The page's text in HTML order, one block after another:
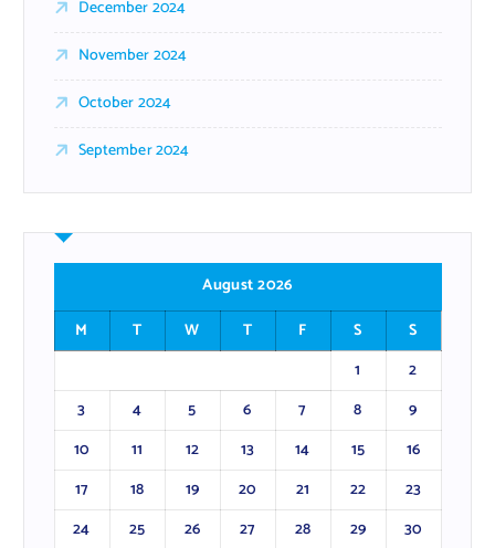
December 2024
November 2024
October 2024
September 2024
August 2026
M
T W T F S
S
1
2
3
4 5 6 7 8
9
10
11 12 13 14 15
16
17
18 19 20 21 22
23
24
25 26 27 28 29
30